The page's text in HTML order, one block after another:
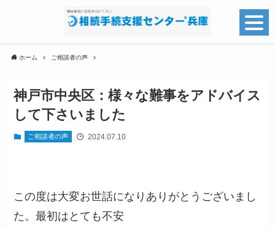
ホーム ご相談者の声
神戸市中央区：様々な難事をアドバイス
して下さいました
ご相談者の声 2024.07.10
この度は大変お世話になりありがとうございまし
た。最初はとても不安